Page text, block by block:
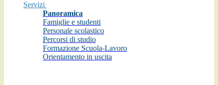
Servizi
Panoramica
Famiglie e studenti
Personale scolastico
Percorsi di studio
Formazione Scuola-Lavoro
Orientamento in uscita